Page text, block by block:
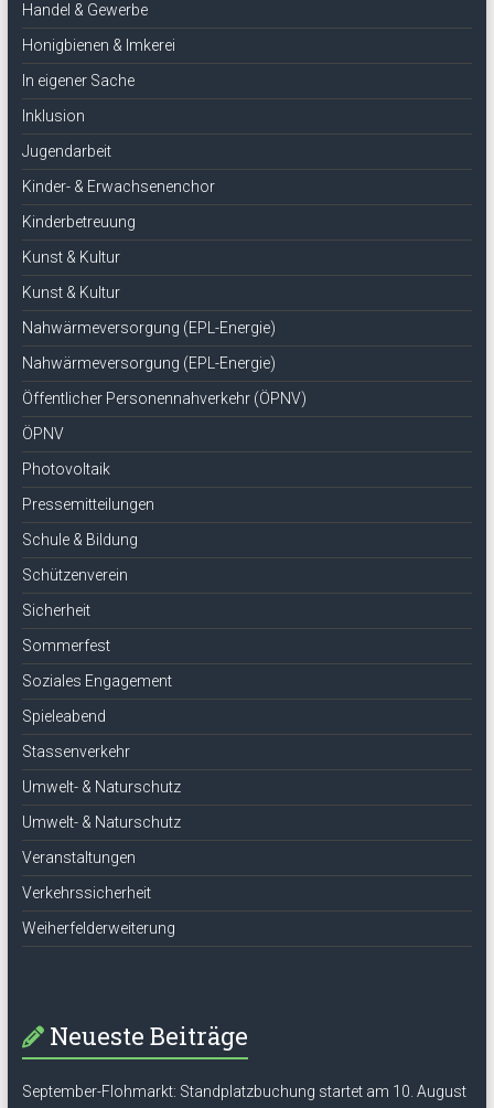
Handel & Gewerbe
Honigbienen & Imkerei
In eigener Sache
Inklusion
Jugendarbeit
Kinder- & Erwachsenenchor
Kinderbetreuung
Kunst & Kultur
Kunst & Kultur
Nahwärmeversorgung (EPL-Energie)
Nahwärmeversorgung (EPL-Energie)
Öffentlicher Personennahverkehr (ÖPNV)
ÖPNV
Photovoltaik
Pressemitteilungen
Schule & Bildung
Schützenverein
Sicherheit
Sommerfest
Soziales Engagement
Spieleabend
Stassenverkehr
Umwelt- & Naturschutz
Umwelt- & Naturschutz
Veranstaltungen
Verkehrssicherheit
Weiherfelderweiterung
Neueste Beiträge
September-Flohmarkt: Standplatzbuchung startet am 10. August